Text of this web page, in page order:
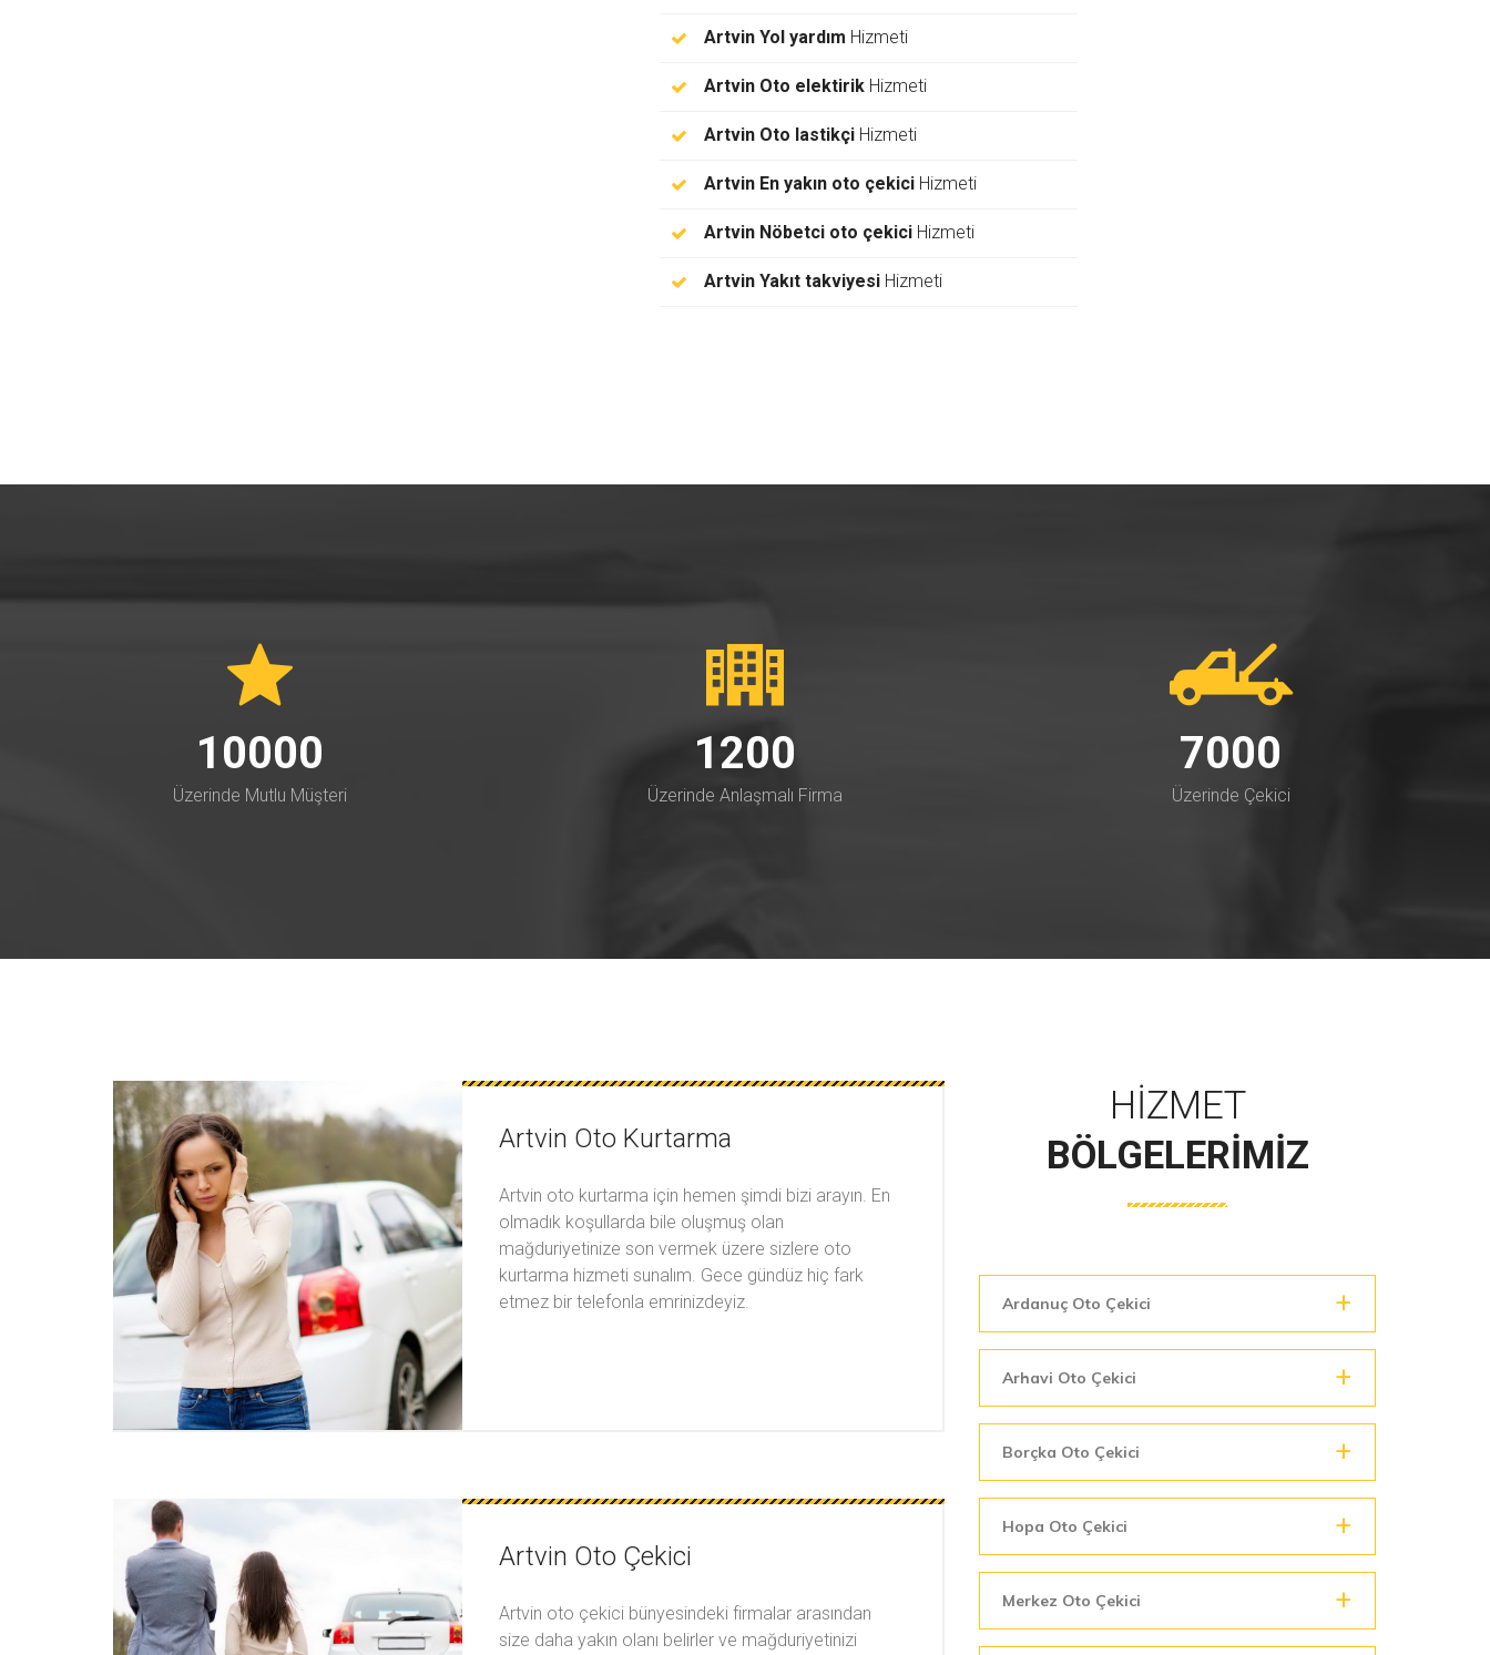
Artvin Yol yardım Hizmeti
Artvin Oto elektirik Hizmeti
Artvin Oto lastikçi Hizmeti
Artvin En yakın oto çekici Hizmeti
Artvin Nöbetci oto çekici Hizmeti
Artvin Yakıt takviyesi Hizmeti
10000
Üzerinde Mutlu Müşteri
1200
Üzerinde Anlaşmalı Firma
7000
Üzerinde Çekici
Artvin Oto Kurtarma
Artvin oto kurtarma için hemen şimdi bizi arayın. En
olmadık koşullarda bile oluşmuş olan
mağduriyetinize son vermek üzere sizlere oto
kurtarma hizmeti sunalım. Gece gündüz hiç fark
etmez bir telefonla emrinizdeyiz.
Artvin Oto Çekici
Artvin oto çekici bünyesindeki firmalar arasından
size daha yakın olanı belirler ve mağduriyetinizi
HIZMET
BÖLGELERIMIZ
Ardanuç Oto Çekici
Arhavi Oto Çekici
Borçka Oto Çekici
Hopa Oto Çekici
Merkez Oto Çekici